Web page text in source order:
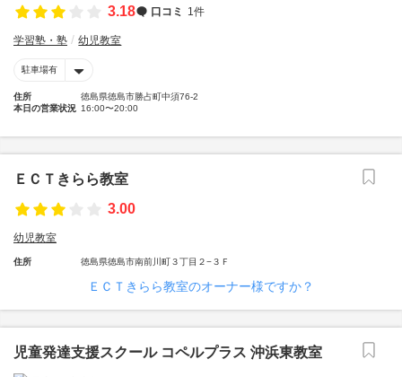
3.18
口コミ 1件
学習塾・塾 幼児教室
駐車場有
住所
徳島県徳島市勝占町中須76-2
本日の営業状況 16:00〜20:00
ＥＣＴきらら教室
3.00
幼児教室
住所 徳島県徳島市南前川町３丁目２−３Ｆ
ＥＣＴきらら教室のオーナー様ですか？
児童発達支援スクール コペルプラス 沖浜東教室